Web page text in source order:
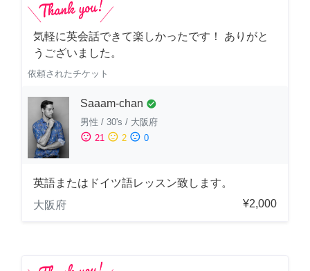
気軽に英会話できて楽しかったです！ ありがと
うございました。
依頼されたチケット
Saaam-chan check_circle
男性 / 30's / 大阪府
sentiment_satisfied 21 sentiment_neutral 2 sentiment_dissatisfied 0
英語またはドイツ語レッスン致します。
大阪府
¥2,000